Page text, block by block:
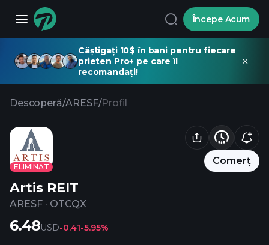
Începe Acum
Câștigați 10$ în bani pentru fiecare
prieten Pro+ pe care îl
recomandați!
Descoperă/ARESF/Profil
ELIMINAT
Comerț
Artis REIT
ARESF · OTCQX
6.48USD-0.41-5.95%